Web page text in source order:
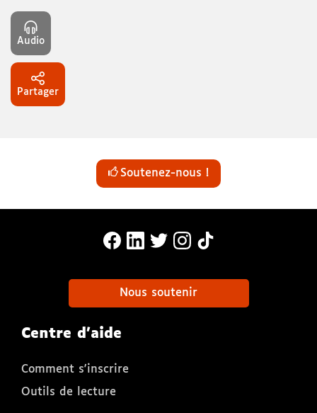
Audio
Partager
Soutenez-nous !
MonaLira Sur Facebook (nouvelle
MonaLira Sur Linkedin
MonaLira Sur Twitter
MonaLira Sur
Nous soutenir
Centre d'aide
Comment s'inscrire
Outils de lecture